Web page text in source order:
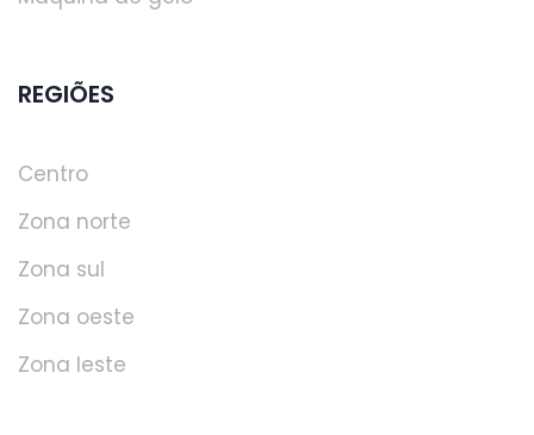
REGIÕES
Centro
Zona norte
Zona sul
Zona oeste
Zona leste